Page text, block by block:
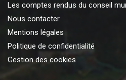
Les comptes rendus du conseil
Nous contacter
Mentions légales
Politique de confidentialité
Gestion des cookies